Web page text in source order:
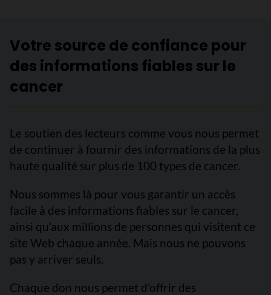
Votre source de confiance pour
des informations fiables sur le
cancer
Le soutien des lecteurs comme vous nous permet
de continuer à fournir des informations de la plus
haute qualité sur plus de 100 types de cancer.
Nous sommes là pour vous garantir un accès
facile à des informations fiables sur le cancer,
ainsi qu’aux millions de personnes qui visitent ce
site Web chaque année. Mais nous ne pouvons
pas y arriver seuls.
Chaque don nous permet d’offrir des